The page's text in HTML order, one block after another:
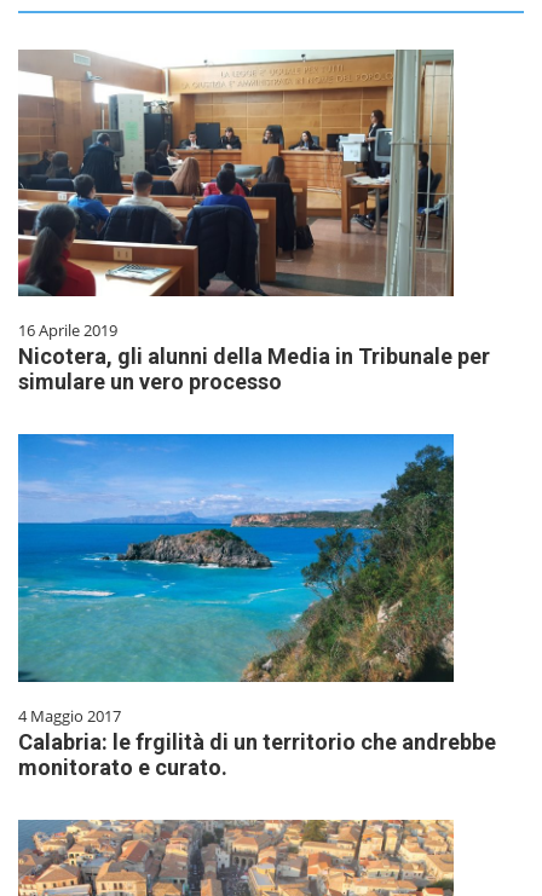
16 Aprile 2019
Nicotera, gli alunni della Media in Tribunale per
simulare un vero processo
4 Maggio 2017
Calabria: le frgilità di un territorio che andrebbe
monitorato e curato.